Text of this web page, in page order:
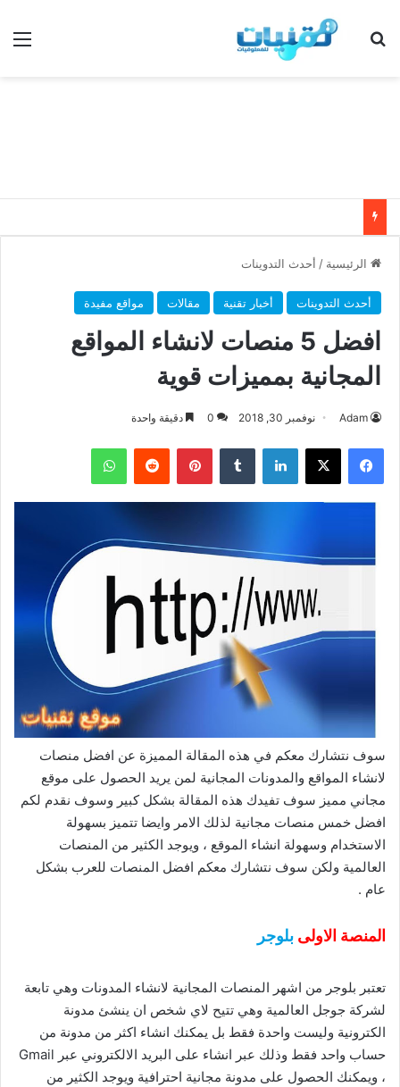
بحث عن
الرئيسية / أحدث التدوينات
أحدث التدوينات أخبار تقنية مقالات مواقع مفيدة
افضل 5 منصات لانشاء المواقع
المجانية بمميزات قوية
Adam نوفمبر 30, 2018 0 دقيقة واحدة
فيسبوك ‫X لينكدإن بينتيريست واتساب
سوف نتشارك معكم في هذه المقالة المميزة عن افضل منصات
لانشاء المواقع والمدونات المجانية لمن يريد الحصول على موقع
مجاني مميز سوف تفيدك هذه المقالة بشكل كبير وسوف نقدم لكم
افضل خمس منصات مجانية لذلك الامر وايضا تتميز بسهولة
الاستخدام وسهولة انشاء الموقع ، ويوجد الكثير من المنصات
العالمية ولكن سوف نتشارك معكم افضل المنصات للعرب بشكل
عام .
المنصة الاولى بلوجر
تعتبر بلوجر من اشهر المنصات المجانية لانشاء المدونات وهي تابعة
لشركة جوجل العالمية وهي تتيح لاي شخص ان ينشئ مدونة
الكترونية وليست واحدة فقط بل يمكنك انشاء اكثر من مدونة من
حساب واحد فقط وذلك عبر انشاء على البريد الالكتروني عبر Gmail
، ويمكنك الحصول على مدونة مجانية احترافية ويوجد الكثير من